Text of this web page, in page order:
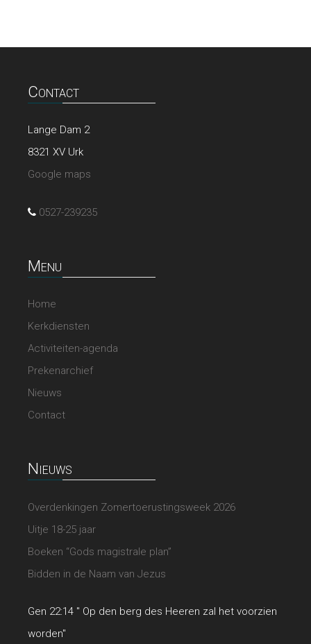
Contact
Lange Dam 2
8321 XV Urk
Google maps
0527-239235
Menu
Home
Kerkdiensten
Activiteiten-agenda
Prekenarchief
Nieuws
Contact
Nieuws
Overdenkingen Zomertoerustingsweek 2026
Uitje 18-25 jaar
Boeken “Gods magistrale plan”
Bidden in de Naam van Jezus
Gen 22:14 " Op den berg des Heeren zal het voorzien
worden"